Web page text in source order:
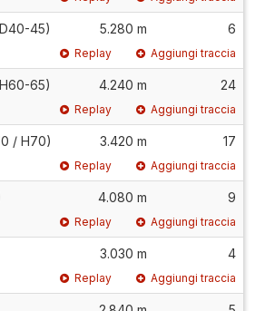
45) 5.280 m 6
Replay Aggiungi traccia
65) 4.240 m 24
Replay Aggiungi traccia
/ H70) 3.420 m 17
Replay Aggiungi traccia
4.080 m 9
Replay Aggiungi traccia
3.030 m 4
Replay Aggiungi traccia